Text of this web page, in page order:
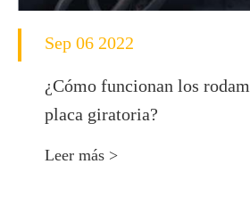
Sep 06 2022
¿Cómo funcionan los
placa giratoria?
Leer más >